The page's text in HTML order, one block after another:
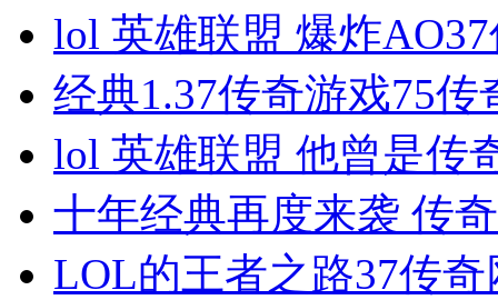
lol 英雄联盟 爆炸
经典1.37传奇游戏75传
lol 英雄联盟 他曾是传
十年经典再度来袭 传
LOL的王者之路37传